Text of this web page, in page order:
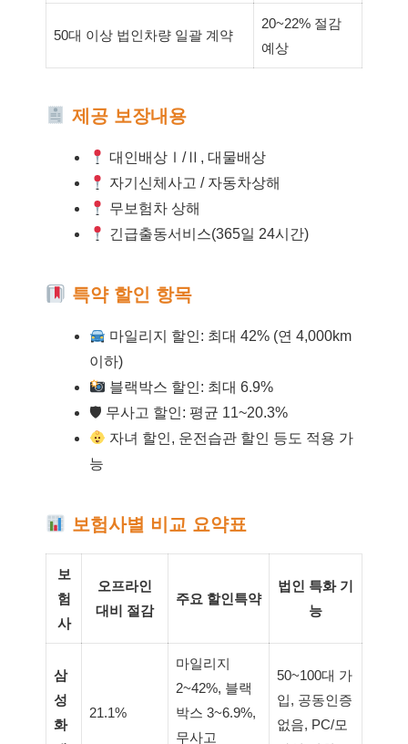
50대 이상 법인차량 일괄 계약
20~22% 절감
예상
제공 보장내용
대인배상Ⅰ/Ⅱ, 대물배상
자기신체사고 / 자동차상해
무보험차 상해
긴급출동서비스(365일 24시간)
특약 할인 항목
마일리지 할인: 최대 42% (연 4,000km
이하)
블랙박스 할인: 최대 6.9%
🛡 무사고 할인: 평균 11~20.3%
자녀 할인, 운전습관 할인 등도 적용 가
능
보험사별 비교 요약표
보
험
사
오프라인
대비 절감
주요 할인특약
법인 특화 기
능
삼
성
화
21.1%
마일리지
2~42%, 블랙
박스 3~6.9%,
무사고
50~100대 가
입, 공동인증
없음, PC/모